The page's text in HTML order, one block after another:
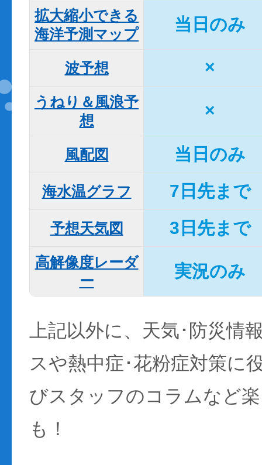
拡大縮小できる
海洋予測マップ
当日のみ
波予想 ×
うねり＆風浪予
想
×
風配図 当日のみ
海水温グラフ 7日先まで
予想天気図 3日先まで
高解像度レーダ
ー
実況のみ
上記以外に、天気･防災情
スや熱中症･花粉症対策に
びスタッフのコラムなど
も！